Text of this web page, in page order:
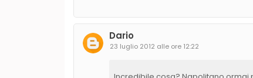
Dario
23 luglio 2012 alle ore 12:22